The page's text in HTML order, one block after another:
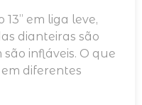
em liga leve,
dianteiras são
infláveis. O que
diferentes